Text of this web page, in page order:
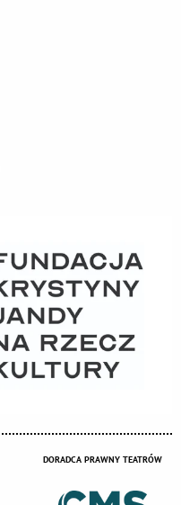
DORADCA PRAWNY TEATRÓW